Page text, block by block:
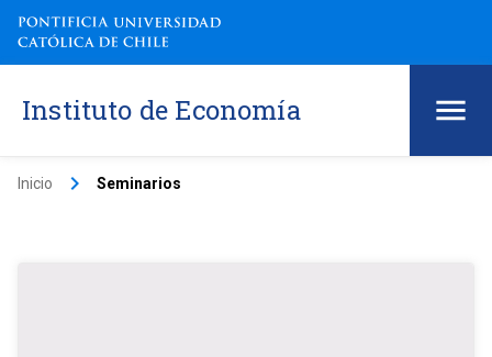
Instituto de Economía
Inicio keyboard_arrow_right Seminarios